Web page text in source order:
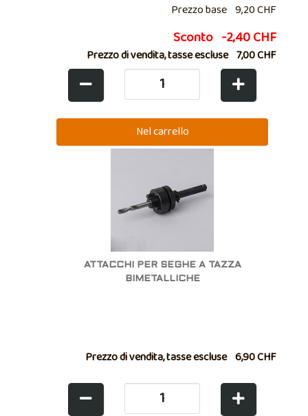
Prezzo base 9,20 CHF
Sconto -2,40 CHF
Prezzo di vendita, tasse escluse 7,00 CHF
ATTACCHI PER SEGHE A TAZZA
BIMETALLICHE
Prezzo di vendita, tasse escluse 6,90 CHF